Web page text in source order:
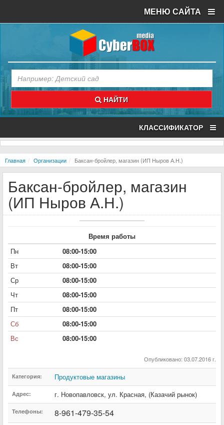
МЕНЮ САЙТА
НАЙТИ
КЛАССИФИКАТОР
Главная Организации Баксан-бройлер, магазин (ИП Ныров А.Н.)
Баксан-бройлер, магазин
(ИП Ныров А.Н.)
Время работы
Пн
08:00-15:00
Вт
08:00-15:00
Ср
08:00-15:00
Чт
08:00-15:00
Пт
08:00-15:00
Сб
08:00-15:00
Вс
08:00-15:00
Опубликовано: 03.07.2016 г.
Категория: Продуктовые магазины
Адрес: г. Новопавловск, ул. Красная, (Казачий рынок)
Телефоны: 8-961-479-35-54